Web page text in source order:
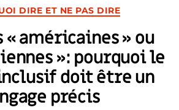
Catégories
DIRE ET NE PAS DIRE
« américaines » ou
»: pourquoi le
doit être un
précis